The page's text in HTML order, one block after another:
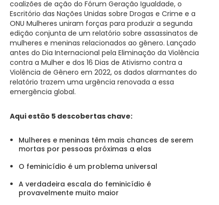
coalizões de ação do Fórum Geração Igualdade, o
Escritório das Nações Unidas sobre Drogas e Crime e a
ONU Mulheres uniram forças para produzir a segunda
edição conjunta de um relatório sobre assassinatos de
mulheres e meninas relacionados ao gênero. Lançado
antes do Dia Internacional pela Eliminação da Violência
contra a Mulher e dos 16 Dias de Ativismo contra a
Violência de Gênero em 2022, os dados alarmantes do
relatório trazem uma urgência renovada a essa
emergência global.
Aqui estão 5 descobertas chave:
Mulheres e meninas têm mais chances de serem
mortas por pessoas próximas a elas
O feminicídio é um problema universal
A verdadeira escala do feminicídio é
provavelmente muito maior